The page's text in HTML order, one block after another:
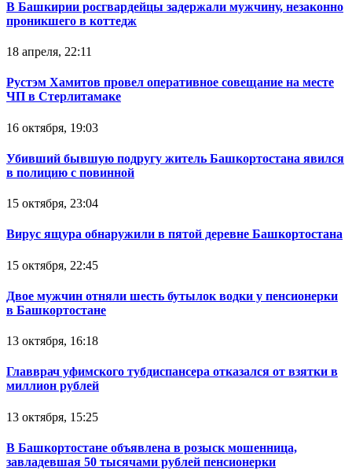
В Башкирии росгвардейцы задержали мужчину, незаконно
проникшего в коттедж
18 апреля, 22:11
Рустэм Хамитов провел оперативное совещание на месте
ЧП в Стерлитамаке
16 октября, 19:03
Убивший бывшую подругу житель Башкортостана явился
в полицию с повинной
15 октября, 23:04
Вирус ящура обнаружили в пятой деревне Башкортостана
15 октября, 22:45
Двое мужчин отняли шесть бутылок водки у пенсионерки
в Башкортостане
13 октября, 16:18
Главврач уфимского тубдиспансера отказался от взятки в
миллион рублей
13 октября, 15:25
В Башкортостане объявлена в розыск мошенница,
завладевшая 50 тысячами рублей пенсионерки